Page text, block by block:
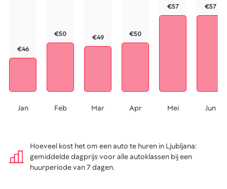
€46
€50 €49 €50
€57 €57
Jan Feb Mar Apr Mei Jun
Hoeveel kost het om een auto te huren in Ljubljana:
gemiddelde dagprijs voor alle autoklassen bij een
huurperiode van 7 dagen.